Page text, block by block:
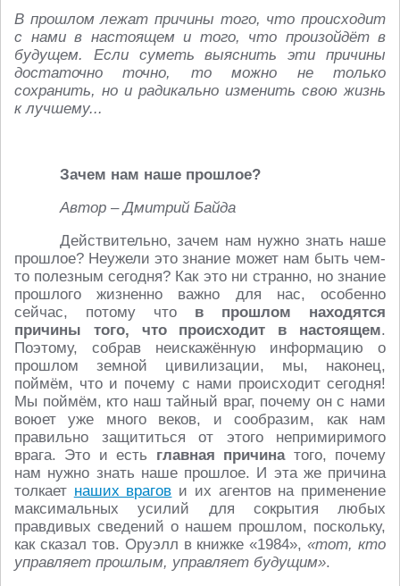
В прошлом лежат причины того, что происходит
с нами в настоящем и того, что произойдёт в
будущем. Если суметь выяснить эти причины
достаточно точно, то можно не только
сохранить, но и радикально изменить свою жизнь
к лучшему...
Зачем нам наше прошлое?
Автор – Дмитрий Байда
Действительно, зачем нам нужно знать наше
прошлое? Неужели это знание может нам быть чем-
то полезным сегодня? Как это ни странно, но знание
прошлого жизненно важно для нас, особенно
сейчас, потому что в прошлом находятся
причины того, что происходит в настоящем.
Поэтому, собрав неискажённую информацию о
прошлом земной цивилизации, мы, наконец,
поймём, что и почему с нами происходит сегодня!
Мы поймём, кто наш тайный враг, почему он с нами
воюет уже много веков, и сообразим, как нам
правильно защититься от этого непримиримого
врага. Это и есть главная причинатого, почему
нам нужно знать наше прошлое. И эта же причина
толкает наших врагов и их агентов на применение
максимальных усилий для сокрытия любых
правдивых сведений о нашем прошлом, поскольку,
как сказал тов. Оруэлл в книжке «1984»,«тот, кто
управляет прошлым, управляет будущим».